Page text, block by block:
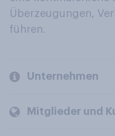
Überzeugungen,
führen.
Unternehmen
Mitglieder und